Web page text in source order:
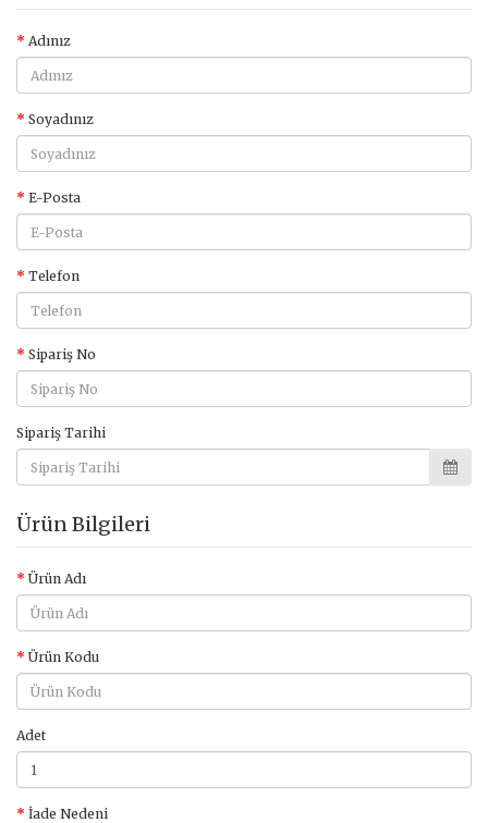
Adınız
Soyadınız
E-Posta
Telefon
Sipariş No
Sipariş Tarihi
Ürün Bilgileri
Ürün Adı
Ürün Kodu
Adet
İade Nedeni